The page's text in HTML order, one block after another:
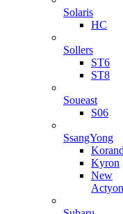
Solaris
HC
Sollers
ST6
ST8
Soueast
S06
SsangYong
Kyron
New
Actyon